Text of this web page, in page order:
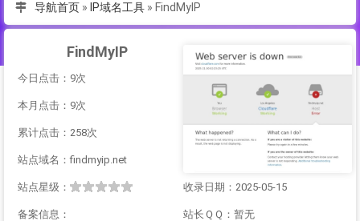
导航首页 » IP域名工具 » FindMyIP
FindMyIP
今日点击：9次
本月点击：9次
累计点击：258次
站点域名：findmyip.net
站点星级： 收录日期：2025-05-15
备案信息： 站长ＱＱ：暂无